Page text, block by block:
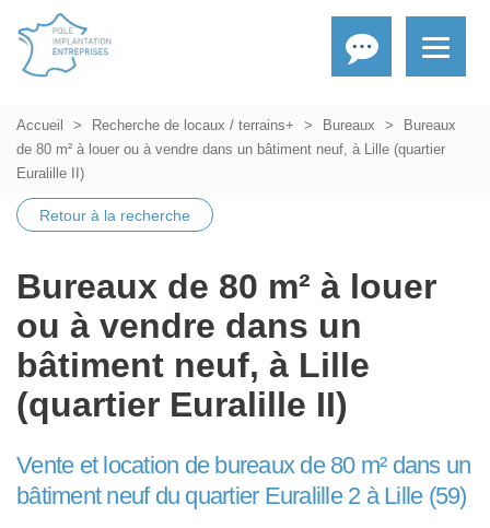
Accueil Recherche de locaux / terrains+ Bureaux
Bureaux
de 80 m² à louer ou à vendre dans un bâtiment neuf, à Lille (quartier
Euralille II)
Retour à la recherche
Bureaux de 80 m² à louer
ou à vendre dans un
bâtiment neuf, à Lille
(quartier Euralille II)
Vente et location de bureaux de 80 m² dans un
bâtiment neuf du quartier Euralille 2 à Lille (59)